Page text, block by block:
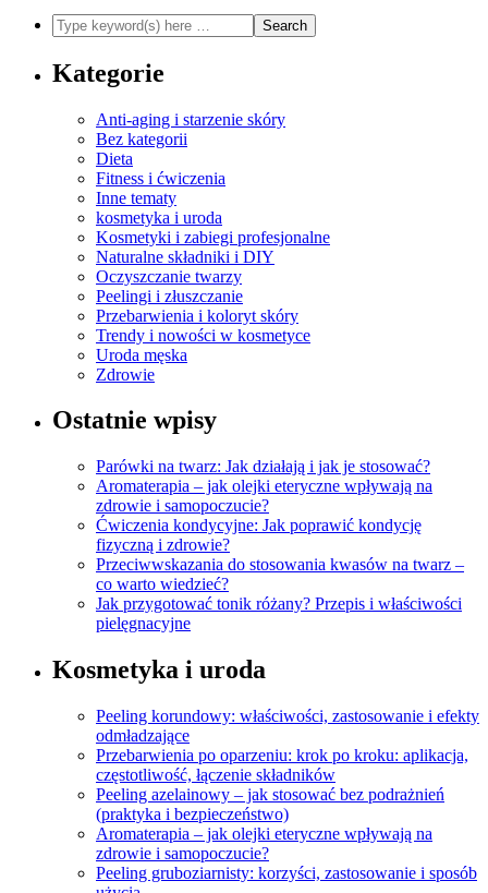
Kategorie
Anti-aging i starzenie skóry
Bez kategorii
Dieta
Fitness i ćwiczenia
Inne tematy
kosmetyka i uroda
Kosmetyki i zabiegi profesjonalne
Naturalne składniki i DIY
Oczyszczanie twarzy
Peelingi i złuszczanie
Przebarwienia i koloryt skóry
Trendy i nowości w kosmetyce
Uroda męska
Zdrowie
Ostatnie wpisy
Parówki na twarz: Jak działają i jak je stosować?
Aromaterapia – jak olejki eteryczne wpływają na
zdrowie i samopoczucie?
Ćwiczenia kondycyjne: Jak poprawić kondycję
fizyczną i zdrowie?
Przeciwwskazania do stosowania kwasów na twarz –
co warto wiedzieć?
Jak przygotować tonik różany? Przepis i właściwości
pielęgnacyjne
Kosmetyka i uroda
Peeling korundowy: właściwości, zastosowanie i efekty
odmładzające
Przebarwienia po oparzeniu: krok po kroku: aplikacja,
częstotliwość, łączenie składników
Peeling azelainowy – jak stosować bez podrażnień
(praktyka i bezpieczeństwo)
Aromaterapia – jak olejki eteryczne wpływają na
zdrowie i samopoczucie?
Peeling gruboziarnisty: korzyści, zastosowanie i sposób